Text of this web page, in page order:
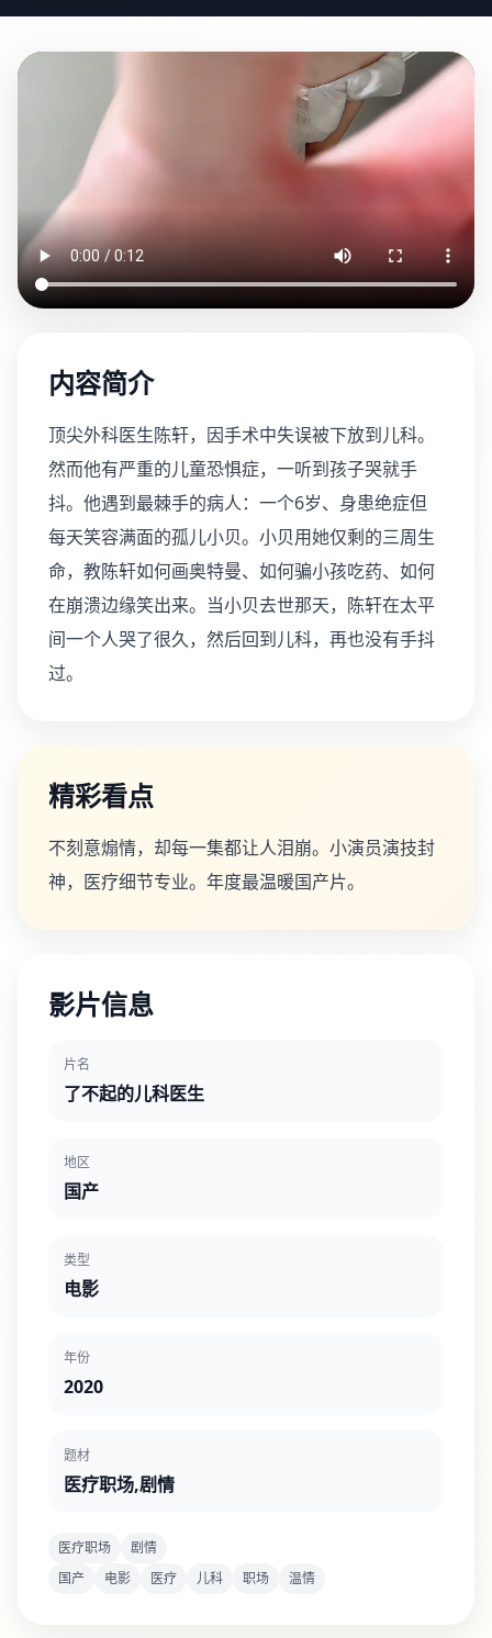
内容简介
顶尖外科医生陈轩，因手术中失误被下放到儿科。
然而他有严重的儿童恐惧症，一听到孩子哭就手
抖。他遇到最棘手的病人：一个6岁、身患绝症但
每天笑容满面的孤儿小贝。小贝用她仅剩的三周生
命，教陈轩如何画奥特曼、如何骗小孩吃药、如何
在崩溃边缘笑出来。当小贝去世那天，陈轩在太平
间一个人哭了很久，然后回到儿科，再也没有手抖
过。
精彩看点
不刻意煽情，却每一集都让人泪崩。小演员演技封
神，医疗细节专业。年度最温暖国产片。
影片信息
片名
了不起的儿科医生
地区
国产
类型
电影
年份
2020
题材
医疗职场,剧情
医疗职场
剧情
国产
电影 医疗 儿科 职场 温情